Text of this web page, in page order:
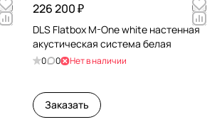
226 200 ₽
DLS Flatbox M-One white настенная
акустическая система белая
0 0 Нет в наличии
Заказать